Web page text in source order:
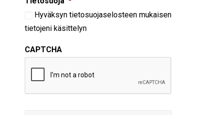
Hyväksyn tietosuojaselosteen mukaisen
tietojeni käsittelyn
CAPTCHA